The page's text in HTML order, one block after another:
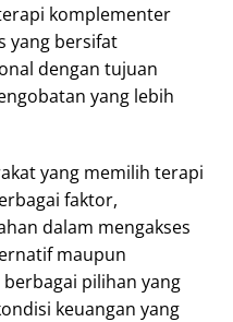
komplementer
yang bersifat
dengan tujuan
yang lebih
yang memilih terapi
faktor,
dalam mengakses
maupun
pilihan yang
keuangan yang